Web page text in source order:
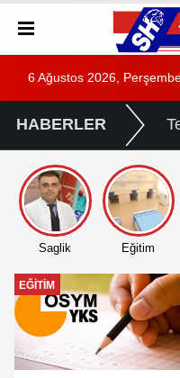
6 Ağustos 2026,
HABERLER
Saglik Eğitim
EĞITIM